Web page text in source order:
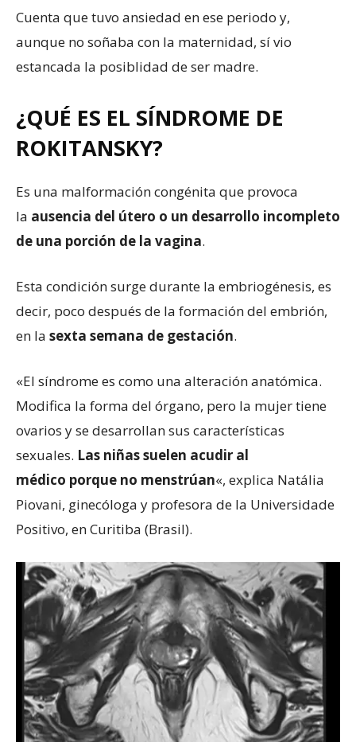
Cuenta que tuvo ansiedad en ese periodo y,
aunque no soñaba con la maternidad, sí vio
estancada la posiblidad de ser madre.
¿QUÉ ES EL SÍNDROME DE
ROKITANSKY?
Es una malformación congénita que provoca
la ausencia del útero o un desarrollo incompleto
de una porción de la vagina.
Esta condición surge durante la embriogénesis, es
decir, poco después de la formación del embrión,
en la sexta semana de gestación.
«El síndrome es como una alteración anatómica.
Modifica la forma del órgano, pero la mujer tiene
ovarios y se desarrollan sus características
sexuales. Las niñassuelen acudir al
médico porque no menstrúan«, explica Natália
Piovani, ginecóloga y profesora de la Universidade
Positivo, en Curitiba (Brasil).